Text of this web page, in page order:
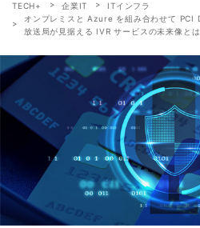
TECH+ 企業IT
ITインフラ
オンプレミスと Azure を組み合わせて PCI
放送局が見据える IVR サービスの未来像とは